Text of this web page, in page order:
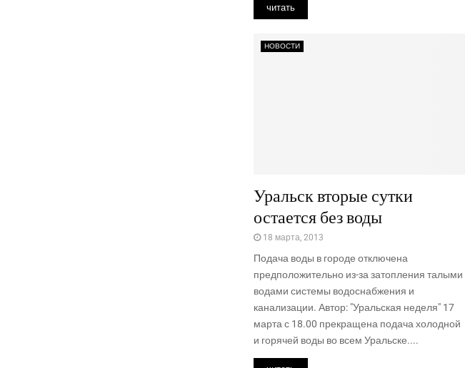
читать
НОВОСТИ
Уральск вторые сутки
остается без воды
18 марта, 2013
Подача воды в городе отключена
предположительно из-за затопления талыми
водами системы водоснабжения и
канализации. Автор: "Уральская неделя" 17
марта с 18.00 прекращена подача холодной
и горячей воды во всем Уральске....